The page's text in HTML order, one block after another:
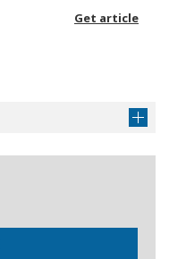
Get article